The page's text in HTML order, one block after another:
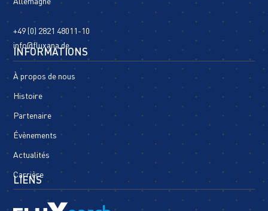
+49 (0) 2821 48011-10
info@fluxana.de
INFORMATIONS
À propos de nous
Histoire
Partenaire
Évènements
Actualités
Carrière
LIENS